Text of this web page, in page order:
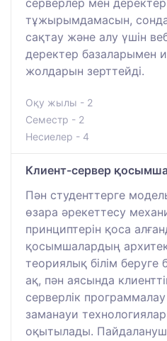
тұжырымдамасын,
сақтау және алу үшін
деректер базаларымен
жолдарын зерттейді.
Оқу жылы - 2
Семестр - 2
Несиелер - 4
Клиент-сервер
Пән студенттерге
өзара әрекеттесу
принциптерін қоса
қосымшалардың
теориялық білім беруге
ақ, пән аясында
серверлік
заманауи
оқытылады.